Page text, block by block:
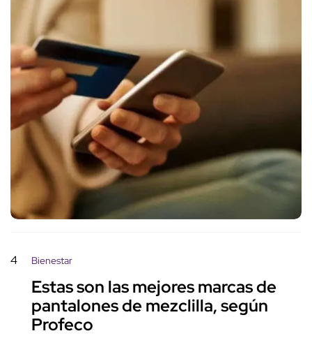
4 Bienestar
Estas son las mejores marcas de
pantalones de mezclilla, según
Profeco